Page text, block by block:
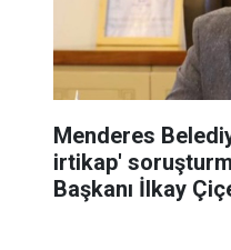
Menderes
irtikap'
Başkanı İlkay